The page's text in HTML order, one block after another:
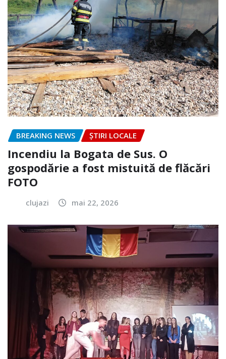
BREAKING NEWS ȘTIRI LOCALE
Incendiu la Bogata de Sus. O
gospodărie a fost mistuită de flăcări
FOTO
clujazi mai 22, 2026